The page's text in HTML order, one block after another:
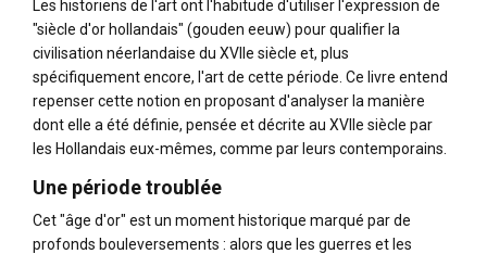
Les historiens de l'art ont l'habitude d'utiliser l'expression de
"siècle d'or hollandais" (gouden eeuw) pour qualifier la
civilisation néerlandaise du XVIIe siècle et, plus
spécifiquement encore, l'art de cette période. Ce livre entend
repenser cette notion en proposant d'analyser la manière
dont elle a été définie, pensée et décrite au XVIIe siècle par
les Hollandais eux-mêmes, comme par leurs contemporains.
Une période troublée
Cet "âge d'or" est un moment historique marqué par de
profonds bouleversements : alors que les guerres et les